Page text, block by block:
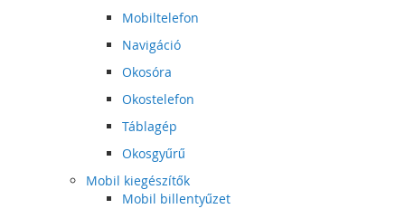
Mobiltelefon
Navigáció
Okosóra
Okostelefon
Táblagép
Okosgyűrű
Mobil kiegészítők
Mobil billentyűzet